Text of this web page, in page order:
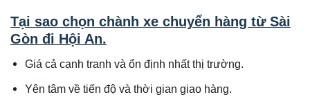
Tại sao chọn chành xe chuyển hàng từ Sài
Gòn đi Hội An.
Giá cả cạnh tranh và ổn định nhất thị trường.
Yên tâm về tiến độ và thời gian giao hàng.